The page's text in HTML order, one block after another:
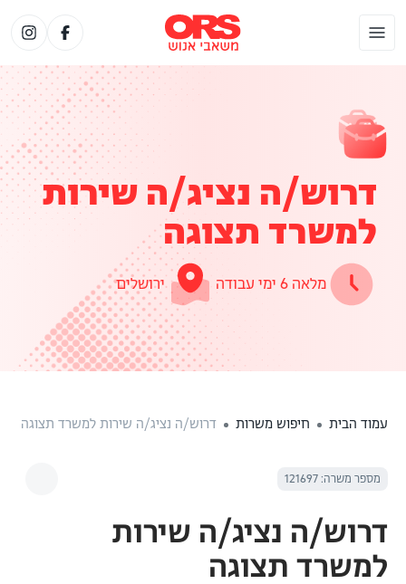
דרוש/ה נציג/ה שירות
למשרד תצוגה
מלאה 6 ימי עבודה ירושלים
עמוד הבית חיפוש משרות דרוש/ה נציג/ה שירות למשרד תצוגה
מספר משרה: 121697
דרוש/ה נציג/ה שירות
למשרד תצוגה